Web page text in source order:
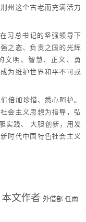
州这个古老而充满活力
习总书记的坚强领导下
之态、负责之国的光辉
文明、智慧、正义、勇
为维护世界和平不可或
倍加珍惜、悉心呵护。
会主义思想为指导，弘
实践、 大胆创新，用发
时代中国特色社会主义
者 外借部 任雨